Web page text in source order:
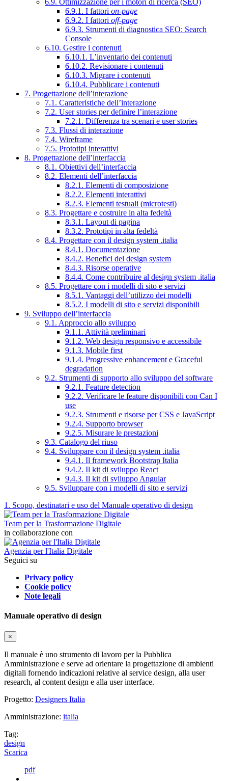
6.9.1. I fattori on-page
6.9.2. I fattori off-page
6.9.3. Strumenti di diagnostica SEO: Search
Console
6.10. Gestire i contenuti
6.10.1. L’inventario dei contenuti
6.10.2. Revisionare i contenuti
6.10.3. Migrare i contenuti
6.10.4. Pubblicare i contenuti
7. Progettazione dell’interazione
7.1. Caratteristiche dell’interazione
7.2. User stories per definire l’interazione
7.2.1. Differenza tra scenari e user stories
7.3. Flussi di interazione
7.4. Wireframe
7.5. Prototipi interattivi
8. Progettazione dell’interfaccia
8.1. Obiettivi dell’interfaccia
8.2. Elementi dell’interfaccia
8.2.1. Elementi di composizione
8.2.2. Elementi interattivi
8.2.3. Elementi testuali (microtesti)
8.3. Progettare e costruire in alta fedeltà
8.3.1. Layout di pagina
8.3.2. Prototipi in alta fedeltà
8.4. Progettare con il design system .italia
8.4.1. Documentazione
8.4.2. Benefici del design system
8.4.3. Risorse operative
8.4.4. Come contribuire al design system .italia
8.5. Progettare con i modelli di sito e servizi
8.5.1. Vantaggi dell’utilizzo dei modelli
8.5.2. I modelli di sito e servizi disponibili
9. Sviluppo dell’interfaccia
9.1. Approccio allo sviluppo
9.1.1. Attività preliminari
9.1.2. Web design responsivo e accessibile
9.1.3. Mobile first
9.1.4. Progressive enhancement e Graceful
degradation
9.2. Strumenti di supporto allo sviluppo del software
9.2.1. Feature detection
9.2.2. Verificare le feature disponibili con Can I
use
9.2.3. Strumenti e risorse per CSS e JavaScript
9.2.4. Supporto browser
9.2.5. Misurare le prestazioni
9.3. Catalogo del riuso
9.4. Sviluppare con il design system .italia
9.4.1. Il framework Bootstrap Italia
9.4.2. Il kit di sviluppo React
9.4.3. Il kit di sviluppo Angular
9.5. Sviluppare con i modelli di sito e servizi
1. Scopo, destinatari e uso del Manuale operativo di design
Team per la Trasformazione Digitale
in collaborazione con
Agenzia per l'Italia Digitale
Seguici su
Privacy policy
Cookie policy
Note legali
Manuale operativo di design
×
Il manuale è uno strumento di lavoro per la Pubblica
Amministrazione e serve ad orientare la progettazione di ambienti
digitali fornendo indicazioni relative al service design, alla user
research, al content design e alla user interface.
Progetto: Designers Italia
Amministrazione: italia
Tag:
design
Scarica
pdf